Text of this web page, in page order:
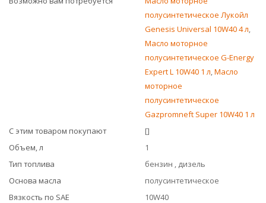
полусинтетическое Лукойл
Genesis Universal 10W40 4 л,
Масло моторное
полусинтетическое G-Energy
Expert L 10W40 1 л,Масло
моторное
полусинтетическое
Gazpromneft Super 10W40 1 л
С этим товаром покупают
[]
Объем, л
1
Тип топлива
бензин , дизель
Основа масла
полусинтетическое
Вязкость по SAE
10W40